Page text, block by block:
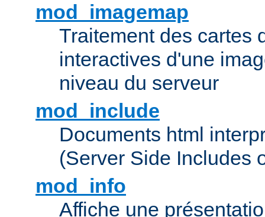
mod_imagemap
Traitement des cartes
interactives d'une
niveau du serveur
mod_include
Documents html
(Server Side Includes
mod_info
Affiche une